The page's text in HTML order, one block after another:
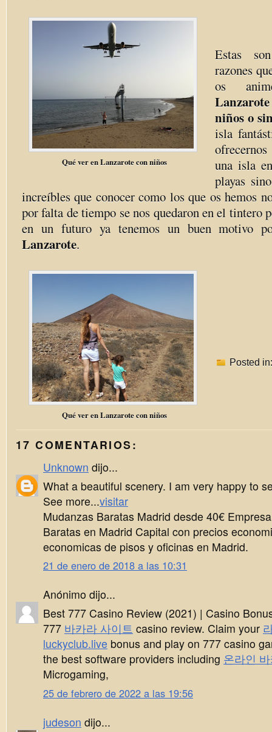
Qué ver en Lanzarote con niños
Estas
razones
os
Lanzarote
niños o
isla
una isla
playas
increíbles que conocer como los que os hemos
por falta de tiempo se nos quedaron en el tintero
en un futuro ya tenemos un buen motivo
Lanzarote.
Qué ver en Lanzarote con niños
Posted
17 COMENTARIOS:
Unknown dijo...
What a beautiful scenery. I am very happy to
See more...visitar
Mudanzas Baratas Madrid desde 40€
Baratas en Madrid Capital con precios
economicas de pisos y oficinas en Madrid.
21 de enero de 2018 a las 10:31
Anónimo dijo...
Best 777 Casino Review (2021) | Casino
777 바카라 사이트 casino review. Claim your
luckyclub.live bonus and play on 777 casino
the best software providers including 온라인
Microgaming,
25 de febrero de 2022 a las 19:56
judeson dijo...